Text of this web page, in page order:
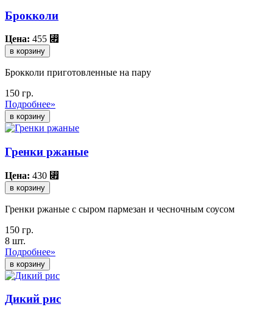
Брокколи
Цена: 455 ⃏
в корзину
Брокколи приготовленные на пару
150 гр.
Подробнее»
Гренки ржаные
Цена: 430 ⃏
в корзину
Гренки ржаные с сыром пармезан и чесночным соусом
150 гр.
8 шт.
Подробнее»
Дикий рис